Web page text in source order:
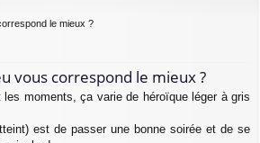
le mieux ?
vous correspond le mieux ?
moments, ça varie de héroïque léger à gris
est de passer une bonne soirée et de se